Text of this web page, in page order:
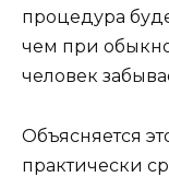
процедура
чем при
человек
Объясняется
практически